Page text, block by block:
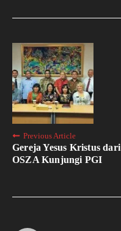
Previous Article
Gereja Yesus Kristus dari
OSZA Kunjungi PGI